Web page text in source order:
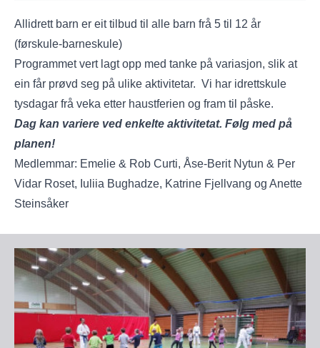
Allidrett barn er eit tilbud til alle barn frå 5 til 12 år
(førskule-barneskule)
Programmet vert lagt opp med tanke på variasjon, slik at
ein får prøvd seg på ulike aktivitetar. Vi har idrettskule
tysdagar frå veka etter haustferien og fram til påske.
Dag kan variere ved enkelte aktivitetat. Følg med på
planen!
Medlemmar: Emelie & Rob Curti, Åse-Berit Nytun & Per
Vidar Roset, Iuliia Bughadze, Katrine Fjellvang og Anette
Steinsåker